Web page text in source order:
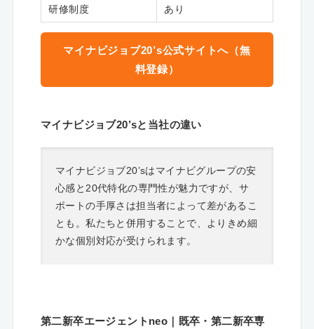
研修制度 あり
マイナビジョブ20’s公式サイトへ（無
料登録）
マイナビジョブ20’sと当社の違い
マイナビジョブ20’sはマイナビグループの安
心感と20代特化の専門性が魅力ですが、サ
ポートの手厚さは担当者によって差があるこ
とも。私たちと併用することで、よりきめ細
かな個別対応が受けられます。
第二新卒エージェントneo｜既卒・第二新卒専